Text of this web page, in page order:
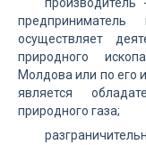
осуществляет
природного
Молдова или по его
является
природного газа;